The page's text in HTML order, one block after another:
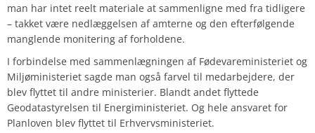
man har intet reelt materiale at sammenligne med fra tidligere
– takket være nedlæggelsen af amterne og den efterfølgende
manglende monitering af forholdene.
I forbindelse med sammenlægningen af Fødevareministeriet og
Miljøministeriet sagde man også farvel til medarbejdere, der
blev flyttet til andre ministerier. Blandt andet flyttede
Geodatastyrelsen til Energiministeriet. Og hele ansvaret for
Planloven blev flyttet til Erhvervsministeriet.